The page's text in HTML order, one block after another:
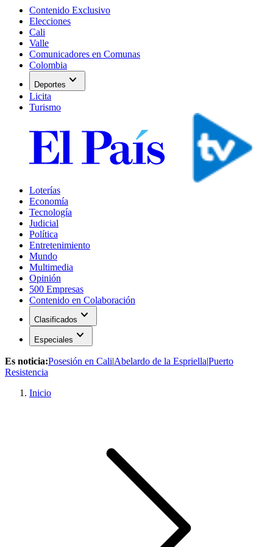
Contenido Exclusivo
Elecciones
Cali
Valle
Comunicadores en Comunas
Colombia
Deportes expand_more
Licita
Turismo
Loterías
Economía
Tecnología
Judicial
Política
Entretenimiento
Mundo
Multimedia
Opinión
500 Empresas
Contenido en Colaboración
Clasificados expand_more
Especiales expand_more
Es noticia:Posesión en Cali|Abelardo de la Espriella|Puerto
Resistencia
Inicio